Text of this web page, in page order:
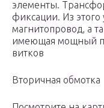
элементы.
фиксации. Из этого
магнитопровод, а
имеющая мощный
витков
Вторичная обмотка